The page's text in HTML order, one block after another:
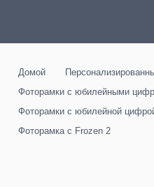
Домой
Фоторамки с юбилейными
Фоторамки с юбилейной
Фоторамка с Frozen 2